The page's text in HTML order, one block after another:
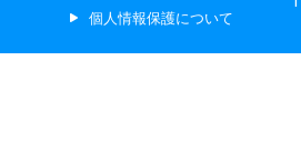
個人情報保護について